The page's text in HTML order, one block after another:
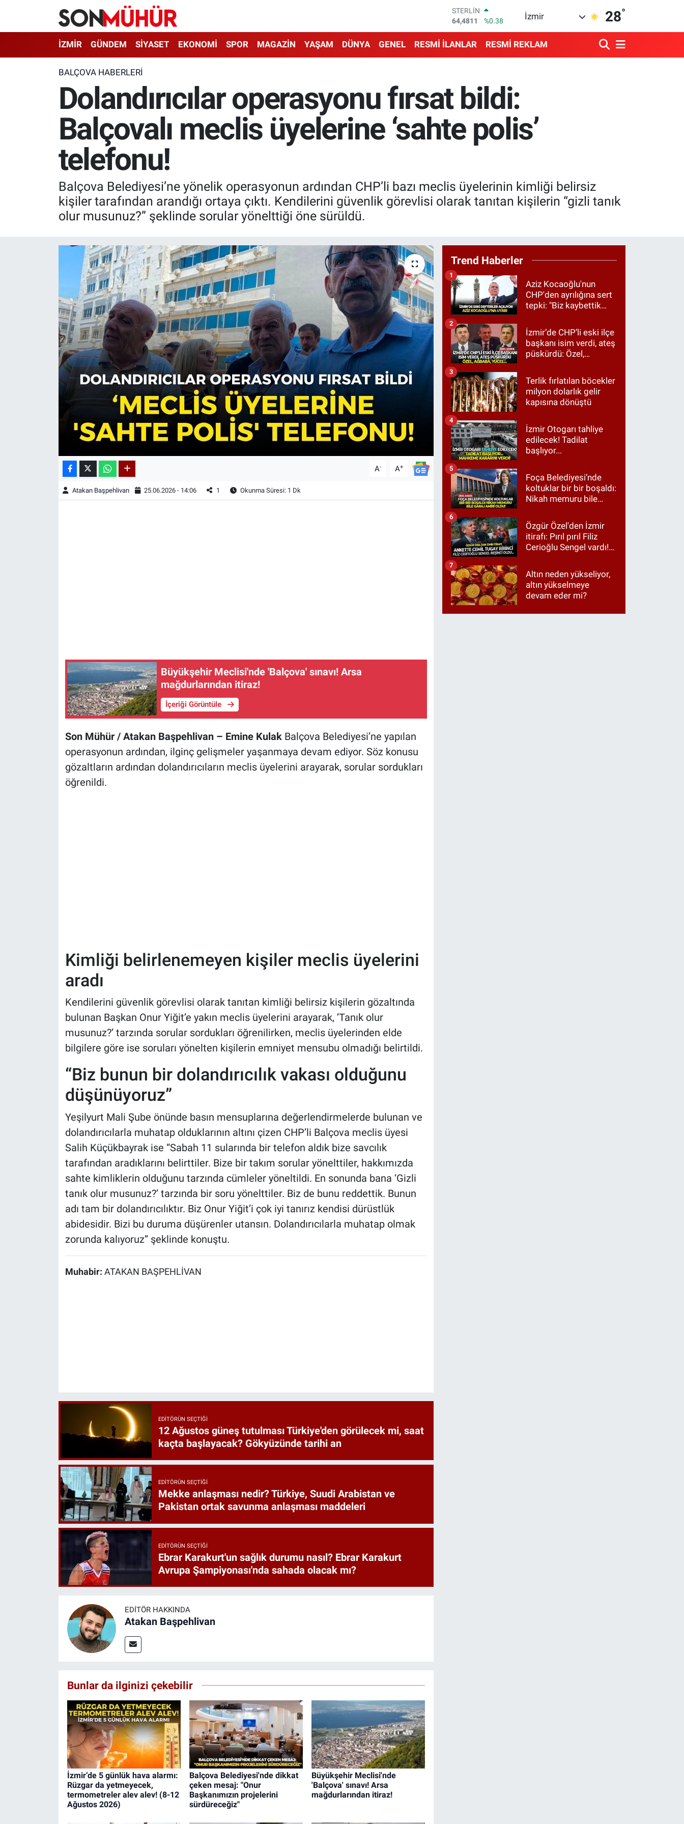
GRAM ALTIN
6660.55
%0.03
BİST100
13.779
%-14
EURO
55,2510
%0.32
64,4811
%0.38
İzmir 28°
İZMİR GÜNDEM SİYASET EKONOMİ SPOR MAGAZİN YAŞAM DÜNYA GENEL RESMİ İLANLAR RESMİ REKLAM
BALÇOVA HABERLERI
Dolandırıcılar operasyonu fırsat bildi:
Balçovalı meclis üyelerine ‘sahte polis’
telefonu!
Balçova Belediyesi’ne yönelik operasyonun ardından CHP’li bazı meclis üyelerinin kimliği belirsiz
kişiler tarafından arandığı ortaya çıktı. Kendilerini güvenlik görevlisi olarak tanıtan kişilerin “gizli tanık
olur musunuz?” şeklinde sorular yönelttiği öne sürüldü.
A- A+
Atakan Başpehlivan 25.06.2026 - 14:06 1 Okunma Süresi: 1 Dk
Büyükşehir Meclisi'nde 'Balçova' sınavı! Arsa
mağdurlarından itiraz!
İçeriği Görüntüle
Son Mühür / Atakan Başpehlivan – Emine Kulak Balçova Belediyesi’ne yapılan
operasyonun ardından, ilginç gelişmeler yaşanmaya devam ediyor. Söz konusu
gözaltların ardından dolandırıcıların meclis üyelerini arayarak, sorular sordukları
öğrenildi.
Kimliği belirlenemeyen kişiler meclis üyelerini
aradı
Kendilerini güvenlik görevlisi olarak tanıtan kimliği belirsiz kişilerin gözaltında
bulunan Başkan Onur Yiğit’e yakın meclis üyelerini arayarak, ‘Tanık olur
musunuz?’ tarzında sorular sordukları öğrenilirken, meclis üyelerinden elde
bilgilere göre ise soruları yönelten kişilerin emniyet mensubu olmadığı belirtildi.
“Biz bunun bir dolandırıcılık vakası olduğunu
düşünüyoruz”
Yeşilyurt Mali Şube önünde basın mensuplarına değerlendirmelerde bulunan ve
dolandırıcılarla muhatap olduklarının altını çizen CHP’li Balçova meclis üyesi
Salih Küçükbayrak ise “Sabah 11 sularında bir telefon aldık bize savcılık
tarafından aradıklarını belirttiler. Bize bir takım sorular yönelttiler, hakkımızda
sahte kimliklerin olduğunu tarzında cümleler yöneltildi. En sonunda bana ‘Gizli
tanık olur musunuz?’ tarzında bir soru yönelttiler. Biz de bunu reddettik. Bunun
adı tam bir dolandırıcılıktır. Biz Onur Yiğit’i çok iyi tanırız kendisi dürüstlük
abidesidir. Bizi bu duruma düşürenler utansın. Dolandırıcılarla muhatap olmak
zorunda kalıyoruz” şeklinde konuştu.
Muhabir: ATAKAN BAŞPEHLİVAN
EDITÖRÜN SEÇTIĞI
12 Ağustos güneş tutulması Türkiye'den görülecek mi, saat
kaçta başlayacak? Gökyüzünde tarihi an
EDITÖRÜN SEÇTIĞI
Mekke anlaşması nedir? Türkiye, Suudi Arabistan ve
Pakistan ortak savunma anlaşması maddeleri
EDITÖRÜN SEÇTIĞI
Ebrar Karakurt'un sağlık durumu nasıl? Ebrar Karakurt
Avrupa Şampiyonası'nda sahada olacak mı?
EDITÖR HAKKINDA
Atakan Başpehlivan
Bunlar da ilginizi çekebilir
İzmir’de 5 günlük hava alarmı:
Rüzgar da yetmeyecek,
termometreler alev alev! (8-12
Ağustos 2026)
Balçova Belediyesi'nde dikkat
çeken mesaj: "Onur
Başkanımızın projelerini
sürdüreceğiz"
Büyükşehir Meclisi'nde
'Balçova' sınavı! Arsa
mağdurlarından itiraz!
Trend Haberler
Aziz Kocaoğlu'nun
CHP'den ayrılığına sert
tepki: "Biz kaybettik
etmedik"
1
İzmir’de CHP’li eski ilçe
başkanı isim verdi, ateş
püskürdü: Özel,
2
Terlik fırlatılan böcekler
milyon dolarlık gelir
kapısına dönüştü
3
İzmir Otogarı tahliye
edilecek! Tadilat
başlıyor...
4
Foça Belediyesi’nde
koltuklar bir bir boşaldı:
Nikah memuru bile
5
Özgür Özel'den İzmir
itirafı: Pırıl pırıl Filiz
Cerioğlu Sengel vardı!
Tugay birinci çıktı
6
Altın neden yükseliyor,
altın yükselmeye
devam eder mi?
7
İzmir Nöbetçi Eczaneler
İzmir Namaz Vakitleri
İzmir Trafik Yoğunluk Haritası
Süper Lig Puan Durumu ve Fikstür
Tüm Manşetler
Son Dakika Haberleri
Haber Arşivi